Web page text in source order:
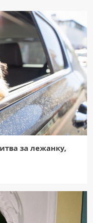
Серпня
Захисниками
Буковині:
під прицілом
13 порад, як
для вашого
“медові пастки”
за лежанку,